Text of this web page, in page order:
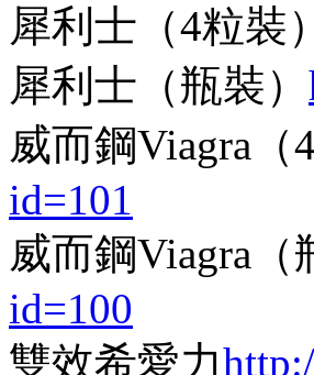
犀利士（4粒裝）
犀利士（瓶裝）
威而鋼Viagra（
id=101
威而鋼Viagra（
id=100
雙效希愛力